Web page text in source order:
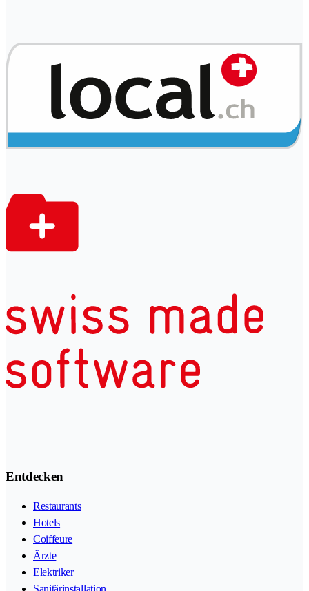
Entdecken
Restaurants
Hotels
Coiffeure
Ärzte
Elektriker